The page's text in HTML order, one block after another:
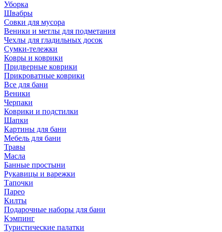
Уборка
Швабры
Совки для мусора
Веники и метлы для подметания
Чехлы для гладильных досок
Сумки-тележки
Ковры и коврики
Придверные коврики
Прикроватные коврики
Все для бани
Веники
Черпаки
Коврики и подстилки
Шапки
Картины для бани
Мебель для бани
Травы
Масла
Банные простыни
Рукавицы и варежки
Тапочки
Парео
Килты
Подарочные наборы для бани
Кэмпинг
Туристические палатки